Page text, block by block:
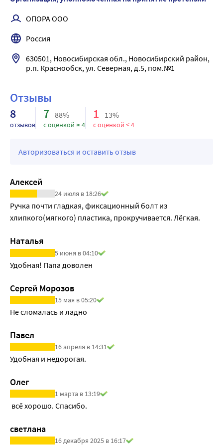
Высота трости ( ± 5%) - 720-940 мм
Шаг регулировки - 25 мм.
Максимальная нагрузка - 110 кг
Масса ( ± 10%) 400 г
ОПОРА ООО
Россия
630501, Новосибирская обл., Новосибирский район,
р.п. Краснообск, ул. Северная, д.5, пом.№1
Отзывы
8
отзывов
7 88%
с оценкой ≥ 4
1 13%
с оценкой < 4
Авторизоваться и оставить отзыв
Алексей
24 июля в 18:26
Ручка почти гладкая, фиксационный болт из
хлипкого(мягкого) пластика, прокручивается. Лёгкая.
Наталья
5 июня в 04:10
Удобная! Папа доволен
Сергей Морозов
15 мая в 05:20
Не сломалась и ладно
Павел
16 апреля в 14:31
Удобная и недорогая.
Олег
1 марта в 13:19
всё хорошо. Спасибо.
светлана
16 декабря 2025 в 16:17